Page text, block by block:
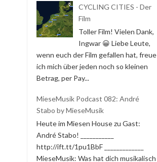
CYCLING CITIES - Der
Film
Toller Film! Vielen Dank,
Ingwar 😀 Liebe Leute,
wenn euch der Film gefallen hat, freue
ich mich über jeden noch so kleinen
Betrag, per Pay...
MieseMusik Podcast 082: André
Stabo by MieseMusik
Heute im Miesen House zu Gast:
André Stabo! ___________
http://ift.tt/1pu1BbF _____________
MieseMusik: Was hat dich musikalisch